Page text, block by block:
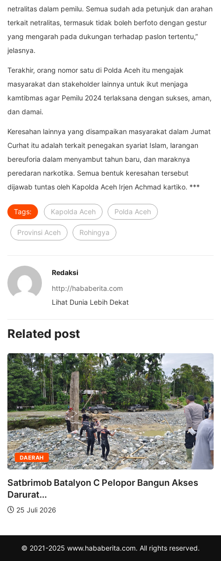
netralitas dalam pemilu. Semua sudah ada petunjuk dan arahan
terkait netralitas, termasuk tidak boleh berfoto dengan gestur
yang mengarah pada dukungan terhadap paslon tertentu,”
jelasnya.
Terakhir, orang nomor satu di Polda Aceh itu mengajak
masyarakat dan stakeholder lainnya untuk ikut menjaga
kamtibmas agar Pemilu 2024 terlaksana dengan sukses, aman,
dan damai.
Keresahan lainnya yang disampaikan masyarakat dalam Jumat
Curhat itu adalah terkait penegakan syariat Islam, larangan
bereuforia dalam menyambut tahun baru, dan maraknya
peredaran narkotika. Semua bentuk keresahan tersebut
dijawab tuntas oleh Kapolda Aceh Irjen Achmad kartiko. ***
Tags: Kapolda Aceh Polda Aceh
Provinsi Aceh Rohingya
Redaksi
http://hababerita.com
Lihat Dunia Lebih Dekat
Related post
DAERAH
Satbrimob Batalyon C Pelopor Bangun Akses
Darurat...
25 Juli 2026
© 2021-2025 www.hababerita.com. All rights reserved.